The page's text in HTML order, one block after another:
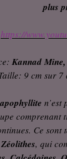
plus
https://
Kannad
9 cm sur
apophyllite n’est
comprenant
Ce sont
Zéolithes, qui